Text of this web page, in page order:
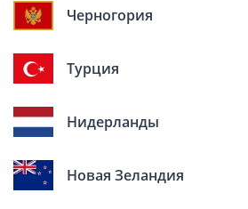
Черногория
Турция
Нидерланды
Новая Зеландия